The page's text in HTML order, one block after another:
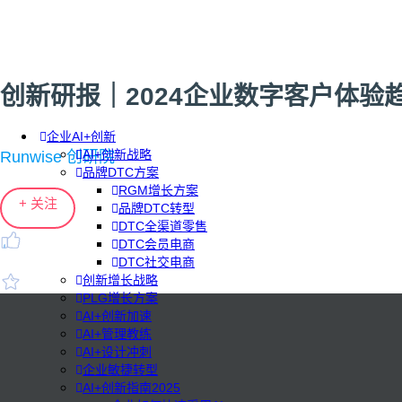
企业AI+创新
AI+创新战略
品牌DTC方案
RGM增长方案
品牌DTC转型
DTC全渠道零售
DTC会员电商
DTC社交电商
创新增长战略
PLG增长方案
AI+创新加速
AI+管理教练
AI+设计冲刺
企业敏捷转型
AI+创新指南2025
创新研报｜2024企业数字客户体验
Runwise 创研院
+ 关注